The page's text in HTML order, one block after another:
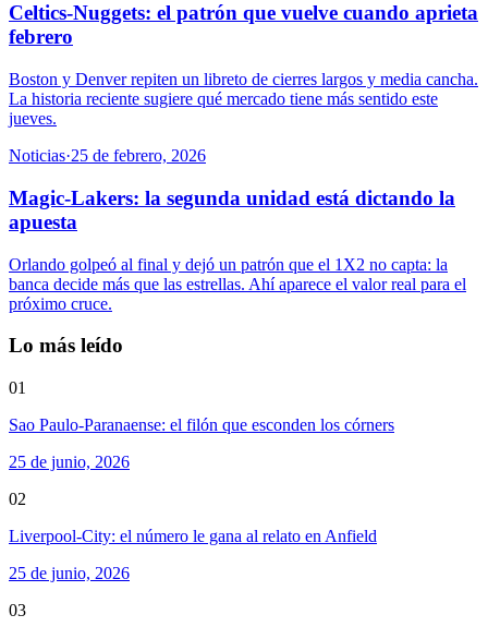
Celtics-Nuggets: el patrón que vuelve cuando aprieta
febrero
Boston y Denver repiten un libreto de cierres largos y media cancha.
La historia reciente sugiere qué mercado tiene más sentido este
jueves.
Noticias·25 de febrero, 2026
Magic-Lakers: la segunda unidad está dictando la
apuesta
Orlando golpeó al final y dejó un patrón que el 1X2 no capta: la
banca decide más que las estrellas. Ahí aparece el valor real para el
próximo cruce.
Lo más leído
01
Sao Paulo-Paranaense: el filón que esconden los córners
25 de junio, 2026
02
Liverpool-City: el número le gana al relato en Anfield
25 de junio, 2026
03